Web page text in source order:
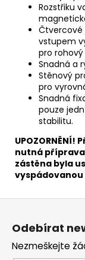
Rozstřiku
Čtvercové
vstupem
pro
Snadná a
Stěnový
pro
Snadná
pouze
stabilitu.
nutná
zástěna byla
vyspádovanou
Odebírat
Nezmeškejte